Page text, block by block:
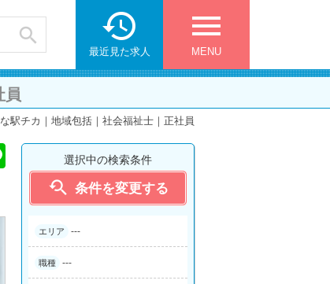
 menu
MENU

最近見た求人
員
駅チカ｜地域包括｜社会福祉士｜正社員
選択中の検索条件
 条件を変更する
エリア ---
職種 ---